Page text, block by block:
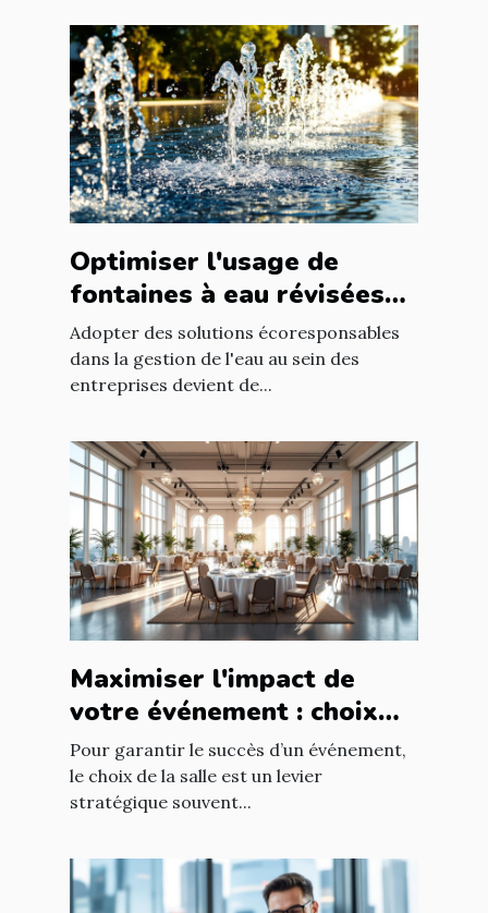
Optimiser l'usage de
fontaines à eau révisées
pour économies durables
Adopter des solutions écoresponsables
dans la gestion de l'eau au sein des
entreprises devient de...
Maximiser l'impact de
votre événement : choix
stratégique de la salle
Pour garantir le succès d’un événement,
le choix de la salle est un levier
stratégique souvent...